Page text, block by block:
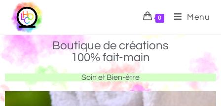
0 Menu
Boutique de créations
100% fait-main
Soin et Bien-être